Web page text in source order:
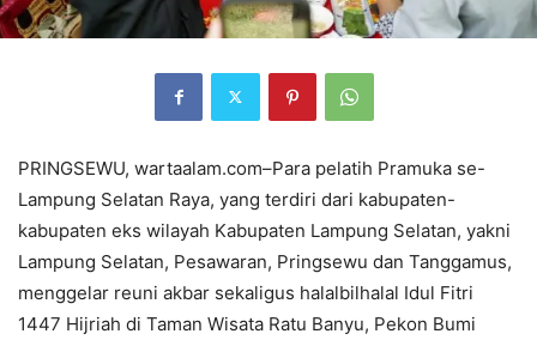
PRINGSEWU, wartaalam.com–Para pelatih Pramuka se-
Lampung Selatan Raya, yang terdiri dari kabupaten-
kabupaten eks wilayah Kabupaten Lampung Selatan, yakni
Lampung Selatan, Pesawaran, Pringsewu dan Tanggamus,
menggelar reuni akbar sekaligus halalbilhalal Idul Fitri
1447 Hijriah di Taman Wisata Ratu Banyu, Pekon Bumi